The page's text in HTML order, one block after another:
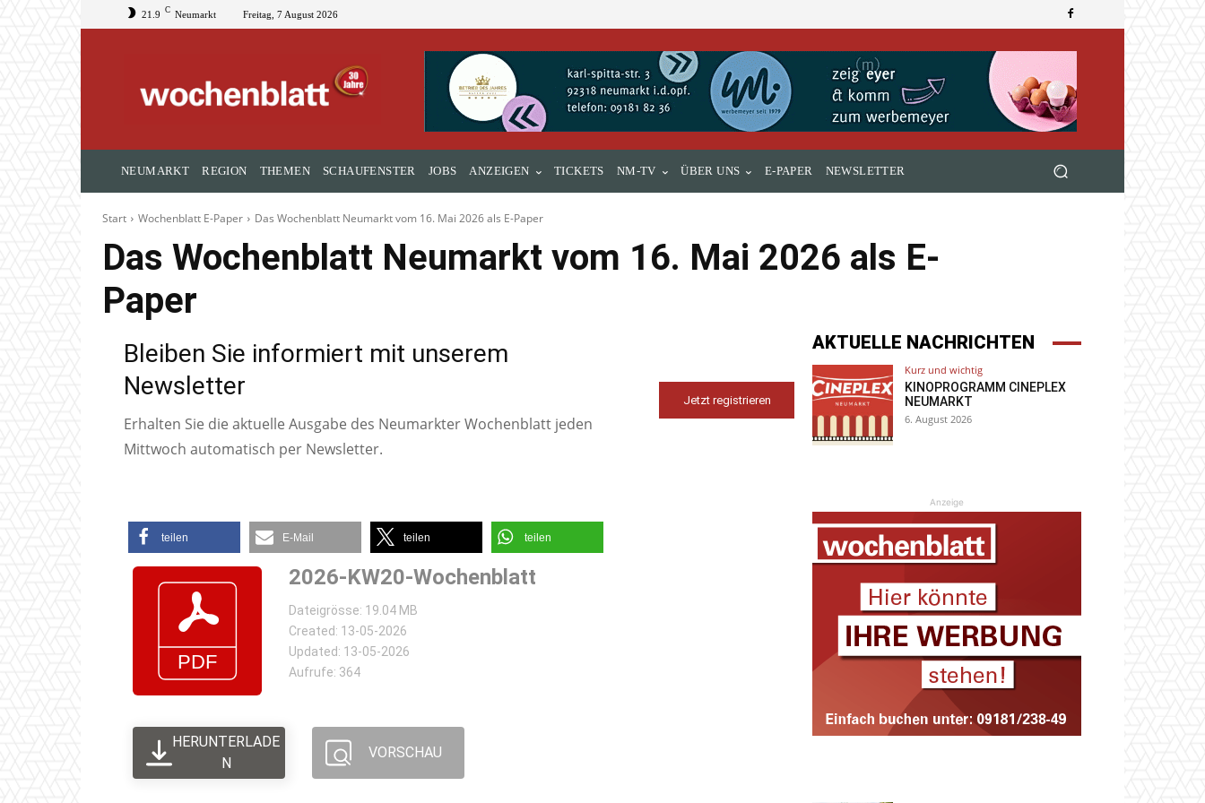
21.9 C Neumarkt Freitag, 7 August 2026
NEUMARKT REGION THEMEN SCHAUFENSTER JOBS ANZEIGEN TICKETS NM-TV ÜBER UNS E-PAPER NEWSLETTER
Start Wochenblatt E-Paper Das Wochenblatt Neumarkt vom 16. Mai 2026 als E-Paper
Das Wochenblatt Neumarkt vom 16. Mai 2026 als E-
Paper
Bleiben Sie informiert mit unserem
Newsletter
Erhalten Sie die aktuelle Ausgabe des Neumarkter Wochenblatt jeden
Mittwoch automatisch per Newsletter.
Jetzt registrieren
teilen E-Mail teilen teilen
2026-KW20-Wochenblatt
Dateigrösse: 19.04 MB
Created: 13-05-2026
Updated: 13-05-2026
Aufrufe: 364
HERUNTERLADE
N
VORSCHAU
AKTUELLE NACHRICHTEN
Kurz und wichtig
KINOPROGRAMM CINEPLEX
NEUMARKT
6. August 2026
Anzeige